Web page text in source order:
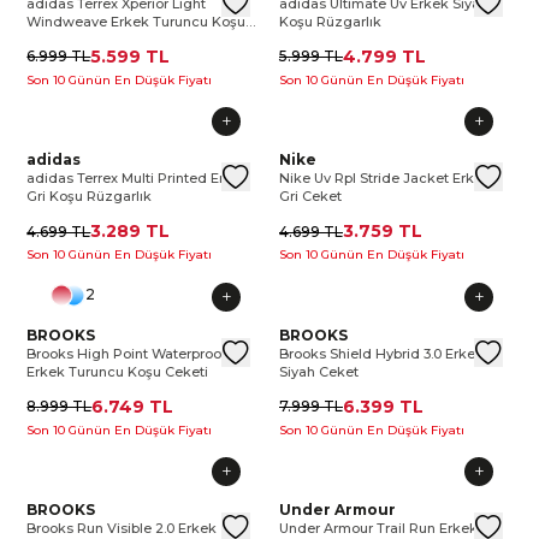
Windweave Erkek Turuncu Koşu
6.999 TL5.599 TL
Son 10 Günün En Düşük Fiyatı
Koşu Rüzgarlık
5.999 TL4.799 TL
Son 10 Günün En Düşük Fiyatı
adidas Terrex Multi Printed Erkek Gri Koşu Rüzgarlık
adidas Terrex Multi Printed
adidas
adidas Terrex Multi Printed Erkek
Gri Koşu Rüzgarlık
4.699 TL3.289 TL
Son 10 Günün En Düşük Fiyatı
Nike Uv Rpl Stride Jacket
Nike
Nike Uv Rpl Stride Jacket Erkek
Gri Ceket
4.699 TL3.759 TL
Son 10 Günün En Düşük Fiyatı
Brooks High Point Waterproof 2 Erkek Turuncu Koşu Ceketi
Brooks High Point Waterproof
2
BROOKS
Brooks High Point Waterproof 2
Erkek Turuncu Koşu Ceketi
8.999 TL6.749 TL
Son 10 Günün En Düşük Fiyatı
Brooks Shield Hybrid 3.0
BROOKS
Brooks Shield Hybrid 3.0 Erkek
Siyah Ceket
7.999 TL6.399 TL
Son 10 Günün En Düşük Fiyatı
Brooks Run Visible 2.0 Erkek Beyaz CeketBrooks Run Visible 2.0 Erkek
BROOKS
Brooks Run Visible 2.0 Erkek
Under Armour Trail Run Erkek
Under Armour
Under Armour Trail Run Erkek